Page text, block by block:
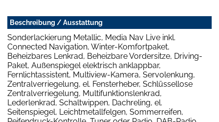
Beschreibung / Ausstattung
Sonderlackierung Metallic, Media Nav Live inkl.
Connected Navigation, Winter-Komfortpaket,
Beheizbares Lenkrad, Beheizbare Vordersitze, Driving-
Paket, Außenspiegel elektrisch anklappbar,
Fernlichtassistent, Multiview-Kamera, Servolenkung,
Zentralverriegelung, el. Fensterheber, Schlüssellose
Zentralverriegelung, Multifunktionslenkrad,
Lederlenkrad, Schaltwippen, Dachreling, el.
Seitenspiegel, Leichtmetallfelgen, Sommerreifen,